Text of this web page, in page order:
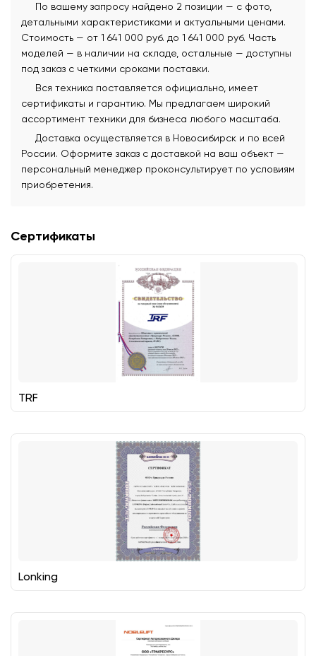
По вашему запросу найдено 2 позиции — с фото,
детальными характеристиками и актуальными ценами.
Стоимость — от 1 641 000 руб. до 1 641 000 руб. Часть
моделей — в наличии на складе, остальные — доступны
под заказ с четкими сроками поставки.
Вся техника поставляется официально, имеет
сертификаты и гарантию. Мы предлагаем широкий
ассортимент техники для бизнеса любого масштаба.
Доставка осуществляется в Новосибирск и по всей
России. Оформите заказ с доставкой на ваш объект —
персональный менеджер проконсультирует по условиям
приобретения.
Сертификаты
TRF
Lonking